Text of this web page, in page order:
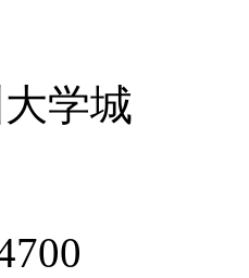
学城